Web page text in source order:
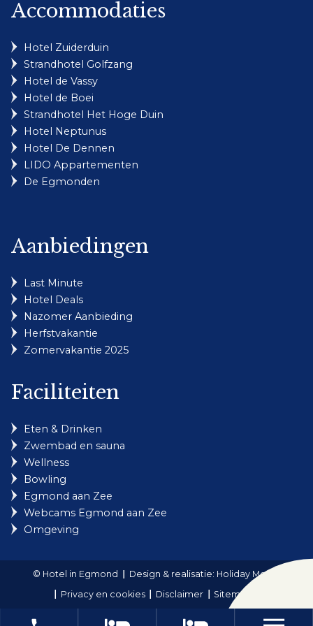
Accommodaties
Hotel Zuiderduin
Strandhotel Golfzang
Hotel de Vassy
Hotel de Boei
Strandhotel Het Hoge Duin
Hotel Neptunus
Hotel De Dennen
LIDO Appartementen
De Egmonden
Aanbiedingen
Last Minute
Hotel Deals
Nazomer Aanbieding
Herfstvakantie
Zomervakantie 2025
Faciliteiten
Eten & Drinken
Zwembad en sauna
Wellness
Bowling
Egmond aan Zee
Webcams Egmond aan Zee
Omgeving
© Hotel in Egmond
Design & realisatie: Holiday Media
Privacy en cookies
Disclaimer Sitemap